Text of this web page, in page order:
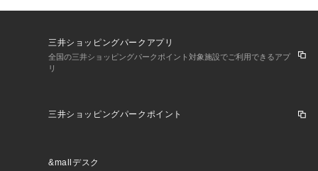
三井ショッピングパークアプリ
全国の三井ショッピングパークポイント対象施設でご利用できるアプ
リ
三井ショッピングパークポイント
&mallデスク